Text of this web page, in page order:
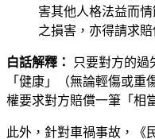
害其他人格法益而
之損害，亦得請求賠
白話解釋：
只要對方的過
「健康」（無論輕傷或
權要求對方賠償一筆「相
此外，針對車禍事故，《